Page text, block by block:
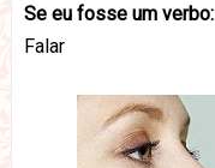
Se eu fosse um verbo:
Falar